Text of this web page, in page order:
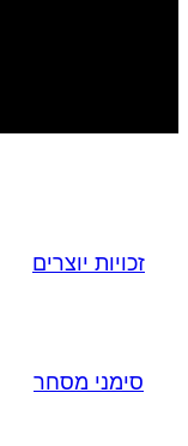
זכויות יוצרים
סימני מסחר